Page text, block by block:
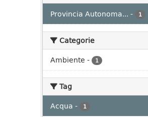
Provincia Autonoma... - 1
Categorie
Ambiente - 1
Tag
Acqua - 1